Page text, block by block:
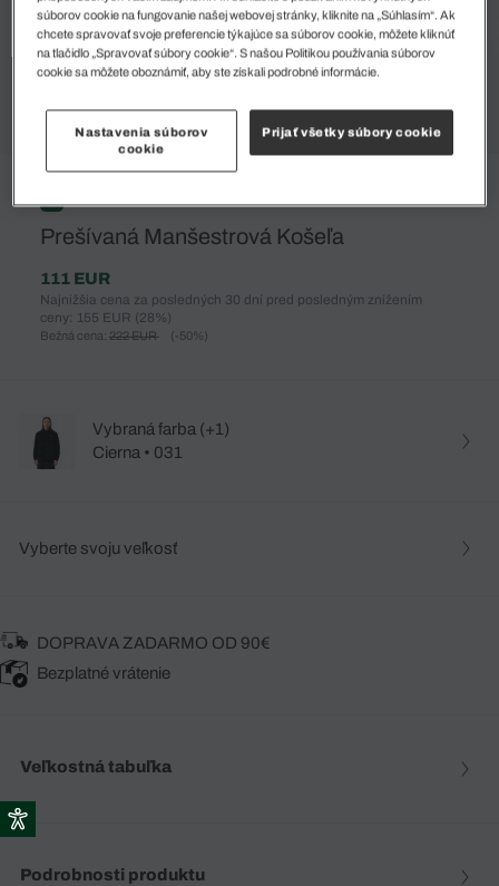
%
Prešívaná Manšestrová Košeľa
111 EUR
Najnižšia cena za posledných 30 dní pred posledným znížením
ceny: 155 EUR (28%)
Bežná cena: 222 EUR (-50%)
Vybraná farba (+1)
Cierna • 031
Vyberte svoju veľkosť
DOPRAVA ZADARMO OD 90€
Bezplatné vrátenie
Veľkostná tabuľka
Podrobnosti produktu
súborov cookie na fungovanie našej webovej stránky, kliknite na „Súhlasím“. Ak
chcete spravovať svoje preferencie týkajúce sa súborov cookie, môžete kliknúť
na tlačidlo „Spravovať súbory cookie“. S našou Politikou používania súborov
cookie sa môžete oboznámiť, aby ste získali podrobné informácie.
Nastavenia súborov
cookie
Prijať všetky súbory cookie